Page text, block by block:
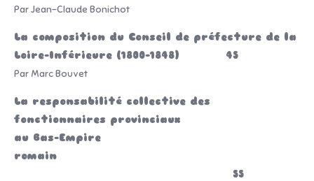
Par Jean-Claude Bonichot
La composition du Conseil de préfecture de la
Loire-Inférieure (1800-1848) 45
Par Marc Bouvet
La responsabilité collective des
fonctionnaires provinciaux
au Bas-Empire
romain
55